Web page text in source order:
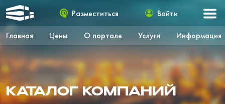
Главная Цены О портале Услуги Информация
Разместиться Войти
КАТАЛОГ КОМПАНИЙ